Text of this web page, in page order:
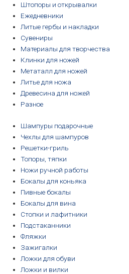
Штопоры и открывалки
Ежедневники
Литые гербы и накладки
Сувениры
Материалы для творчества
Клинки для ножей
Метаталл для ножей
Литье для ножа
Древесина для ножей
Разное
Шампуры подарочные
Чехлы для шампуров
Решетки-гриль
Топоры, тяпки
Ножи ручной работы
Бокалы для коньяка
Пивные бокалы
Бокалы для вина
Стопки и лафитники
Подстаканники
Фляжки
Зажигалки
Ложки для обуви
Ложки и вилки